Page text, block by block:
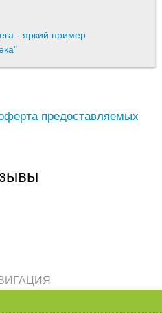
- яркий пример
предоставляемых